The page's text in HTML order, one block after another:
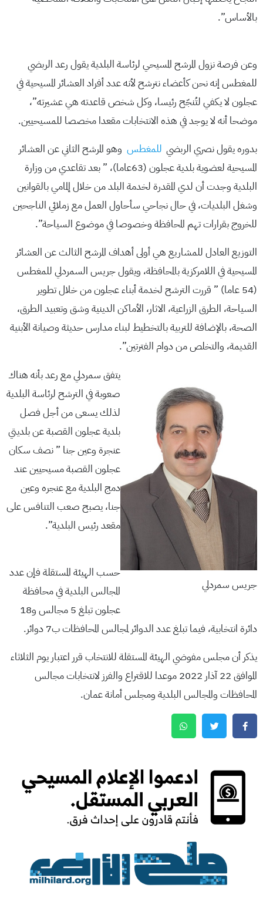
بالأساس”.
وعن فرصة نزول المرشح المسيحي لرئاسة البلدية يقول رعد الربضي
للمغطس إنه نحن كأعضاء نترشح لأنه عدد أفراد العشائر المسيحية في
عجلون لا يكفي لتُنجّح رئيسا، وكل شخص قاعدته هي عشيرته”،
موضحا أنه لا يوجد في هذه الانتخابات مقعدا مخصصا للمسيحيين.
بدوره يقول نصري الربضي للمغطس وهو المرشح الثاني عن العشائر
المسيحية لعضوية بلدية عجلون (63عاما)، ” بعد تقاعدي من وزارة
البلدية وجدت أن لدي المقدرة لخدمة البلد من خلال إلمامي بالقوانين
وشغل البلديات، في حال نجاحي سأحاول العمل مع زملائي الناجحين
للخروج بقرارات تهم المحافظة وخصوصا في موضوع السياحة”.
التوزيع العادل للمشاريع هي أولى أهداف المرشح الثالث عن العشائر
المسيحية في اللامركزية بالمحافظة، ويقول جريس السمردلي للمغطس
(54 عاما) ” قررت الترشح لخدمة أبناء عجلون من خلال تطوير
السياحة، الطرق الزراعية، الاثار، الأماكن الدينية وشق وتعبيد الطرق،
الصحة، بالإضافة للتربية بالتخطيط لبناء مدارس حديثة وصيانة الأبنية
القديمة، والتخلص من دوام الفترتين”.
جريس سمردلي
يتفق سمردلي مع رعد بأنه هناك
صعوبة في الترشح لرئاسة البلدية
لذلك يسعى من أجل فصل
بلدية عجلون القصبة عن بلديتي
عنجرة وعين جنا ” نصف سكان
عجلون القصبة مسيحيين عند
دمج البلدية مع عنجره وعين
جنا، يصبح صعب التنافس على
مقعد رئيس البلدية”.
حسب الهيئة المستقلة فإن عدد
المجالس البلدية في محافظة
عجلون تبلغ 5 مجالس و18
دائرة انتخابية، فيما تبلغ عدد الدوائر لمجالس المحافظات ب7 دوائر.
يذكر أن مجلس مفوضي الهيئة المستقلة للانتخاب قرر اعتبار يوم الثلاثاء
الموافق 22 آذار 2022 موعدا للاقتراع والفرز لانتخابات مجالس
المحافظات والمجالس البلدية ومجلس أمانة عمان.